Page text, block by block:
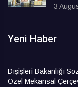
3
Yeni Haber
Dışişleri Bakanlığı
Özel Mekansal